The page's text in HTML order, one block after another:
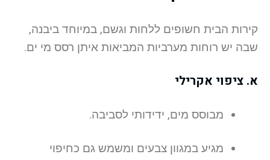
קירות הבית חשופים ללחות וגשם, במיוחד ביבנה,
שבה יש רוחות מערביות המביאות איתן רסס מי ים.
א. ציפוי אקרילי
מבוסס מים, ידידותי לסביבה.
מגיע במגוון צבעים ומשמש גם כחיפוי